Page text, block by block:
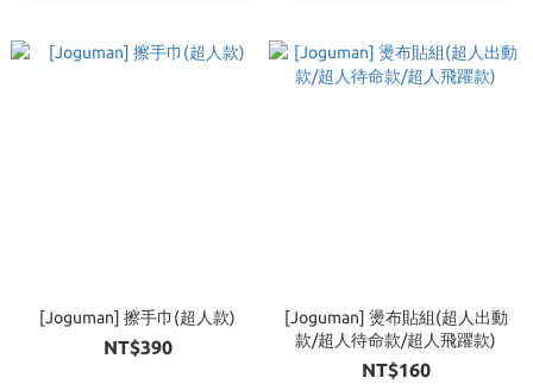
[Joguman] 擦手巾(超人款)
NT$390
[Joguman] 燙布貼組(超人出動
款/超人待命款/超人飛躍款)
NT$160